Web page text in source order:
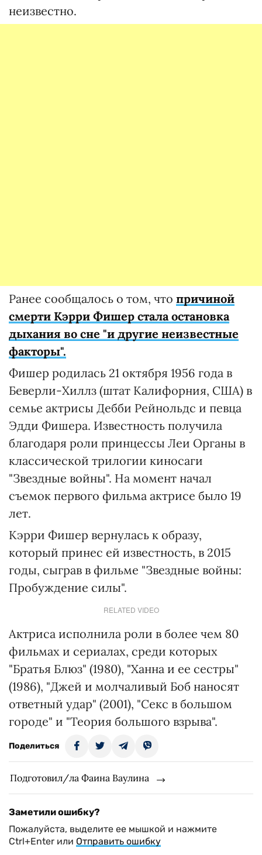
неизвестно.
Ранее сообщалось о том, что причиной
смерти Кэрри Фишер стала остановка
дыхания во сне "и другие неизвестные
факторы".
Фишер родилась 21 октября 1956 года в
Беверли-Хиллз (штат Калифорния, США) в
семье актрисы Дебби Рейнольдс и певца
Эдди Фишера. Известность получила
благодаря роли принцессы Леи Органы в
классической трилогии киносаги
"Звездные войны". На момент начал
съемок первого фильма актрисе было 19
лет.
Кэрри Фишер вернулась к образу,
который принес ей известность, в 2015
годы, сыграв в фильме "Звездные войны:
Пробуждение силы".
RELATED VIDEO
Актриса исполнила роли в более чем 80
фильмах и сериалах, среди которых
"Братья Блюз" (1980), "Ханна и ее сестры"
(1986), "Джей и молчаливый Боб наносят
ответный удар" (2001), "Секс в большом
городе" и "Теория большого взрыва".
Поделиться
Подготовил/ла Фаина Ваулина
Заметили ошибку?
Пожалуйста, выделите ее мышкой и нажмите
Ctrl+Enter или Отправить ошибку